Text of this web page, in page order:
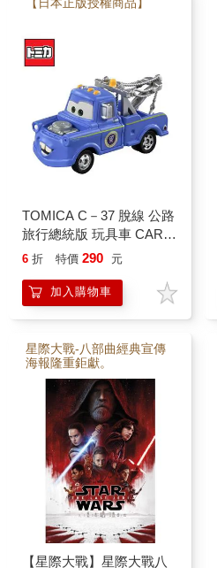
TOMICA C－37 脫線 公路
旅行總統版 玩具車 CARS
汽車總動員 多美小汽車
6 折 特價 290 元
加入購物車
星際大戰-八部曲經典宣傳
海報隆重鉅獻。
【星際大戰】星際大戰八